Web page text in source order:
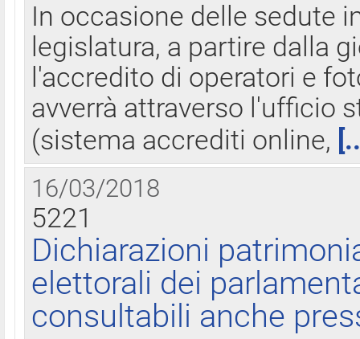
In occasione delle sedute
legislatura, a partire dalla
l'accredito di operatori e
avverrà attraverso l'ufficio
(sistema accrediti online,
16/03/2018
5221
Dichiarazioni
elettorali dei
consultabili anche